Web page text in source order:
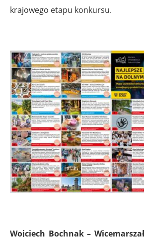
krajowego etapu konkursu.
Wojciech Bochnak –